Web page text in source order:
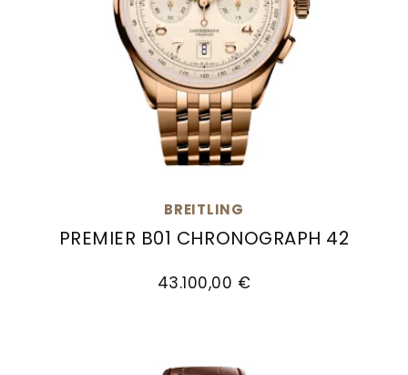
BREITLING
PREMIER B01 CHRONOGRAPH 42
43.100,00 €